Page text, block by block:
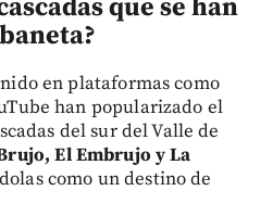
que se han
en plataformas como
han popularizado el
del sur del Valle de
El Embrujo y La
como un destino de